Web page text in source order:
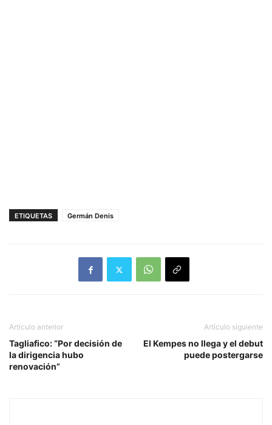
ETIQUETAS Germán Denis
Artículo anterior
Tagliafico: “Por decisión de
la dirigencia hubo
renovación”
Artículo siguiente
El Kempes no llega y el debut
puede postergarse